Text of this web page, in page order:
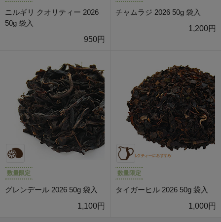
ニルギリ クオリティー 2026
50g 袋入
950円
チャムラジ 2026 50g 袋入
1,200円
数量限定
グレンデール 2026 50g 袋入
1,100円
数量限定
タイガーヒル 2026 50g 袋入
1,000円